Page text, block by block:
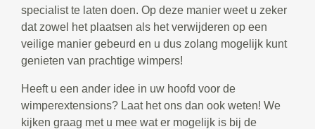
specialist te laten doen. Op deze manier weet u zeker
dat zowel het plaatsen als het verwijderen op een
veilige manier gebeurd en u dus zolang mogelijk kunt
genieten van prachtige wimpers!
Heeft u een ander idee in uw hoofd voor de
wimperextensions? Laat het ons dan ook weten! We
kijken graag met u mee wat er mogelijk is bij de